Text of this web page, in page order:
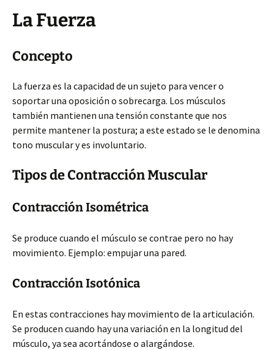
La Fuerza
Concepto
La fuerza es la capacidad de un sujeto para vencer o
soportar una oposición o sobrecarga. Los músculos
también mantienen una tensión constante que nos
permite mantener la postura; a este estado se le denomina
tono muscular y es involuntario.
Tipos de Contracción Muscular
Contracción Isométrica
Se produce cuando el músculo se contrae pero no hay
movimiento. Ejemplo: empujar una pared.
Contracción Isotónica
En estas contracciones hay movimiento de la articulación.
Se producen cuando hay una variación en la longitud del
músculo, ya sea acortándose o alargándose.